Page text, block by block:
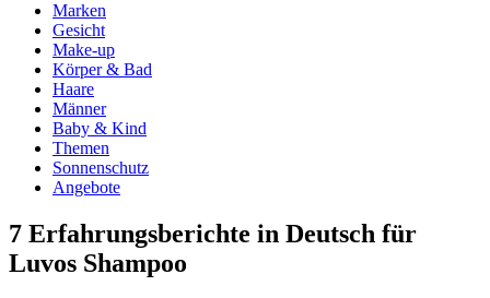
Marken
Gesicht
Make-up
Körper & Bad
Haare
Männer
Baby & Kind
Themen
Sonnenschutz
Angebote
7 Erfahrungsberichte in Deutsch für
Luvos Shampoo